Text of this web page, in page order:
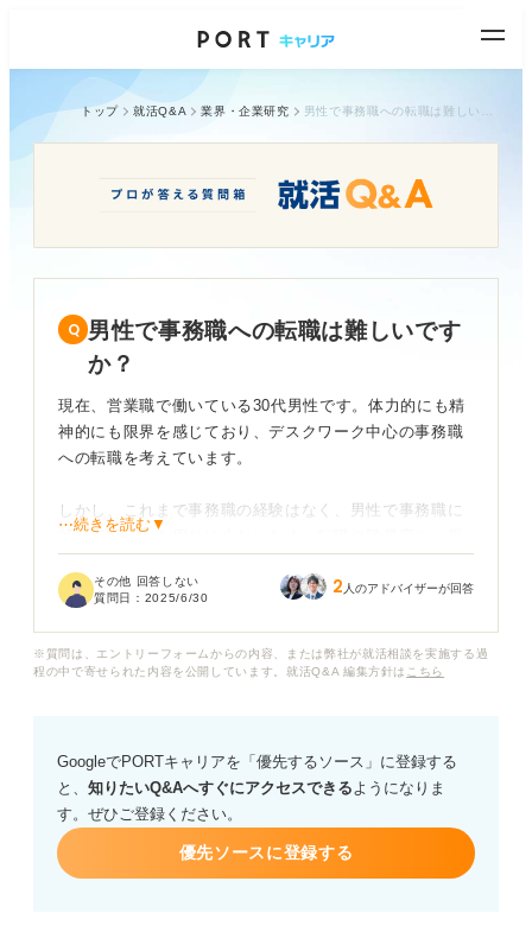
トップ 就活Q&A 業界・企業研究
男性で事務職への転職は難しいです
か？
現在、営業職で働いている30代男性です。体力的にも精
神的にも限界を感じており、デスクワーク中心の事務職
への転職を考えています。
しかし、これまで事務職の経験はなく、男性で事務職に
就いている人も周りに少ないため、転職の難易度や、男
のかが気になっています。
か？ また、男性が事務職に就くことについて、企業側は
⋯続きを読む▼
その他 回答しない
質問日： 2025/6/30 2 人のアドバイザーが回答
※質問は、エントリーフォームからの内容、または弊社が就活相談を実施する過
程の中で寄せられた内容を公開しています。就活Q&A 編集方針は こちら
GoogleでPORTキャリアを「優先するソース」に登録する
と、 知りたいQ&Aへすぐにアクセスできるようになりま
す。ぜひご登録ください。
優先ソースに登録する